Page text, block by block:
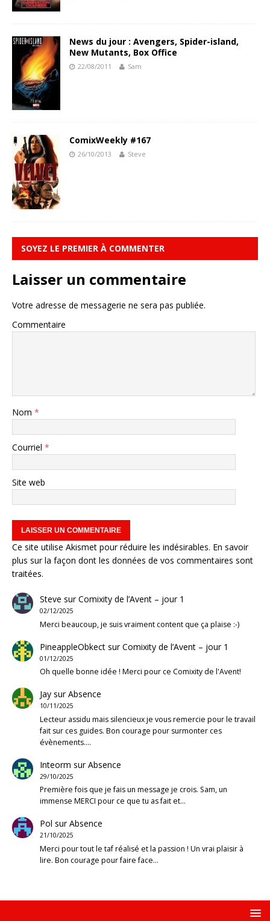
News du jour : Avengers, Spider-island,
New Mutants, Box Office
22/08/2011 Sam
ComixWeekly #167
26/10/2013 Steve
SOYEZ LE PREMIER À COMMENTER
Laisser un commentaire
Votre adresse de messagerie ne sera pas publiée.
Commentaire
Nom *
Courriel *
Site web
Ce site utilise Akismet pour réduire les indésirables. En savoir
plus sur la façon dont les données de vos commentaires sont
traitées.
Steve surComixity de l’Avent – jour 1
02/12/2025
Merci beaucoup, je suis vraiment content que ça plaise :-)
PineappleObkectsurComixity de l’Avent – jour 1
01/12/2025
Oh quelle bonne idée ! Merci pour ce Comixity de l'Avent!
JaysurAbsence
10/11/2025
Lecteur assidu mais silencieux je vous remercie pour le travail
fait sur ces guides. Bon courage pour surmonter ces
évènements.…
Inteorm surAbsence
29/10/2025
Première fois que je fais un message je crois. Sam, un
immense MERCI pour ce que tu as fait et…
Pol surAbsence
21/10/2025
Merci pour tout le taf réalisé et la passion ! Un vrai plaisir à
lire. Bon courage pour faire face…